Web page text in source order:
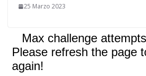
25 Marzo 2023